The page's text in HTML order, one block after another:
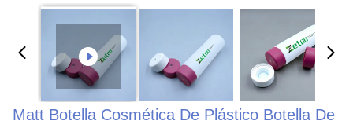
Matt Botella Cosmética De Plástico Botella De